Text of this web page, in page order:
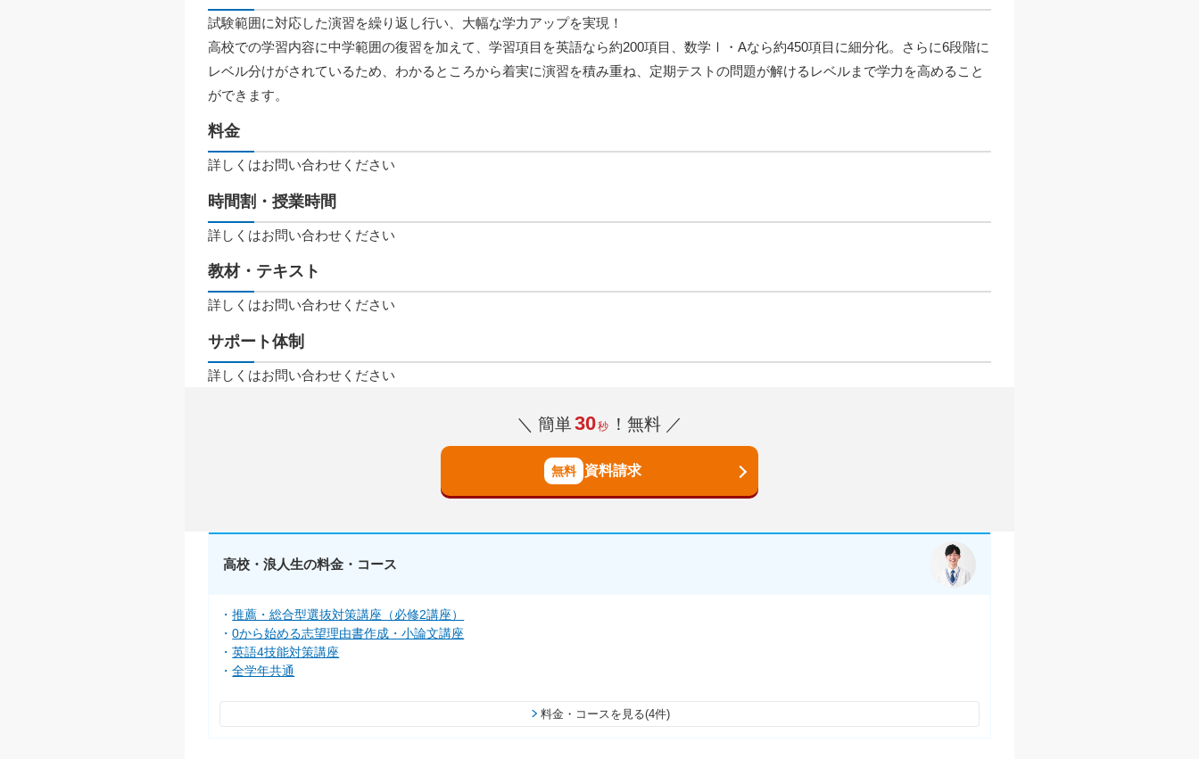
試験範囲に対応した演習を繰り返し行い、大幅な学力アップを実現！
高校での学習内容に中学範囲の復習を加えて、学習項目を英語なら約200項目、数学Ⅰ・Aなら約450項目に細分化。さらに6段階に
レベル分けがされているため、わかるところから着実に演習を積み重ね、定期テストの問題が解けるレベルまで学力を高めること
ができます。
料金
詳しくはお問い合わせください
時間割・授業時間
詳しくはお問い合わせください
教材・テキスト
詳しくはお問い合わせください
サポート体制
詳しくはお問い合わせください
＼ 簡単30秒 ！無料 ／
資料請求
高校・浪人生の料金・コース
推薦・総合型選抜対策講座（必修2講座）
0から始める志望理由書作成・小論文講座
英語4技能対策講座
全学年共通
料金・コースを見る(4件)